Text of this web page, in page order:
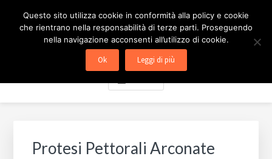
CHIRURGIA ESTETICA
MILANO
Protesi Pettorali Arconate
Questo sito utilizza cookie in conformità alla policy e cookie
che rientrano nella responsabilità di terze parti. Proseguendo
nella navigazione acconsenti all’utilizzo di cookie.
Ok Leggi di più